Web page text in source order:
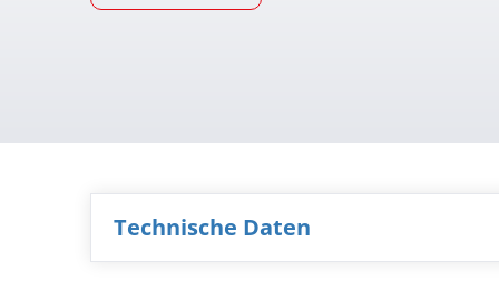
Technische Daten